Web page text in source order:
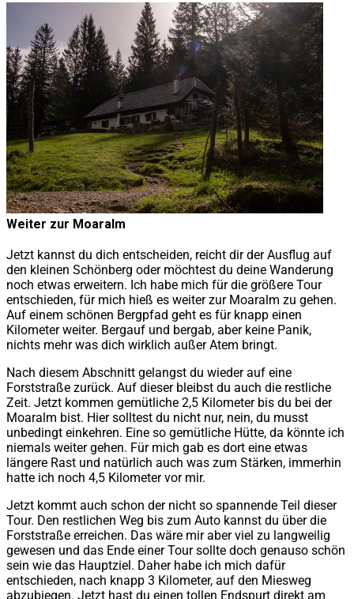
Weiter zur Moaralm
Jetzt kannst du dich entscheiden, reicht dir der Ausflug auf
den kleinen Schönberg oder möchtest du deine Wanderung
noch etwas erweitern. Ich habe mich für die größere Tour
entschieden, für mich hieß es weiter zur Moaralm zu gehen.
Auf einem schönen Bergpfad geht es für knapp einen
Kilometer weiter. Bergauf und bergab, aber keine Panik,
nichts mehr was dich wirklich außer Atem bringt.
Nach diesem Abschnitt gelangst du wieder auf eine
Forststraße zurück. Auf dieser bleibst du auch die restliche
Zeit. Jetzt kommen gemütliche 2,5 Kilometer bis du bei der
Moaralm bist. Hier solltest du nicht nur, nein, du musst
unbedingt einkehren. Eine so gemütliche Hütte, da könnte ich
niemals weiter gehen. Für mich gab es dort eine etwas
längere Rast und natürlich auch was zum Stärken, immerhin
hatte ich noch 4,5 Kilometer vor mir.
Jetzt kommt auch schon der nicht so spannende Teil dieser
Tour. Den restlichen Weg bis zum Auto kannst du über die
Forststraße erreichen. Das wäre mir aber viel zu langweilig
gewesen und das Ende einer Tour sollte doch genauso schön
sein wie das Hauptziel. Daher habe ich mich dafür
entschieden, nach knapp 3 Kilometer, auf den Miesweg
abzubiegen. Jetzt hast du einen tollen Endspurt direkt am